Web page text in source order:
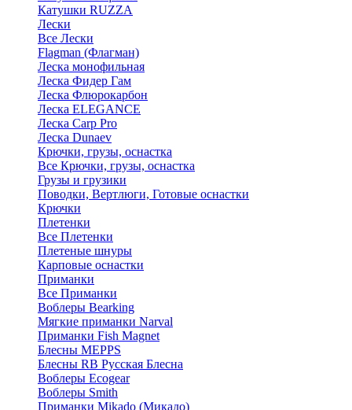
Катушки RUZZA
Лески
Все Лески
Flagman (Флагман)
Леска монофильная
Леска Фидер Гам
Леска Флюрокарбон
Леска ELEGANCE
Леска Carp Pro
Леска Dunaev
Крючки, грузы, оснастка
Все Крючки, грузы, оснастка
Грузы и грузики
Поводки, Вертлюги, Готовые оснастки
Крючки
Плетенки
Все Плетенки
Плетеные шнуры
Карповые оснастки
Приманки
Все Приманки
Воблеры Bearking
Мягкие приманки Narval
Приманки Fish Magnet
Блесны MEPPS
Блесны RB Русская Блесна
Воблеры Ecogear
Воблеры Smith
Приманки Mikado (Микадо)